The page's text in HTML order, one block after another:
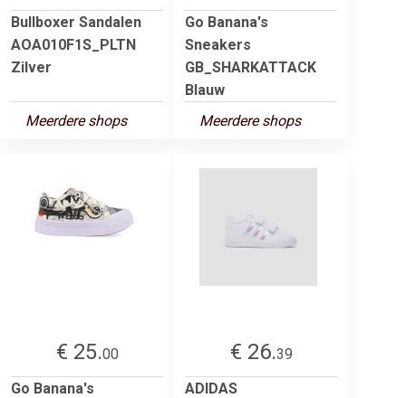
Bullboxer Sandalen
AOA010F1S_PLTN
Zilver
Meerdere shops
Go Banana's
Sneakers
GB_SHARKATTACK
Blauw
Meerdere shops
€ 25.00
Go Banana's
€ 26.39
ADIDAS